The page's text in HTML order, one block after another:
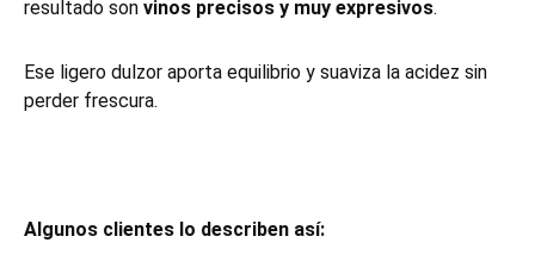
resultado son vinos precisos y muy expresivos.
Ese ligero dulzor aporta equilibrio y suaviza la acidez sin
perder frescura.
Algunos clientes lo describen así: